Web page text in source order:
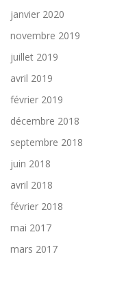
janvier 2020
novembre 2019
juillet 2019
avril 2019
février 2019
décembre 2018
septembre 2018
juin 2018
avril 2018
février 2018
mai 2017
mars 2017